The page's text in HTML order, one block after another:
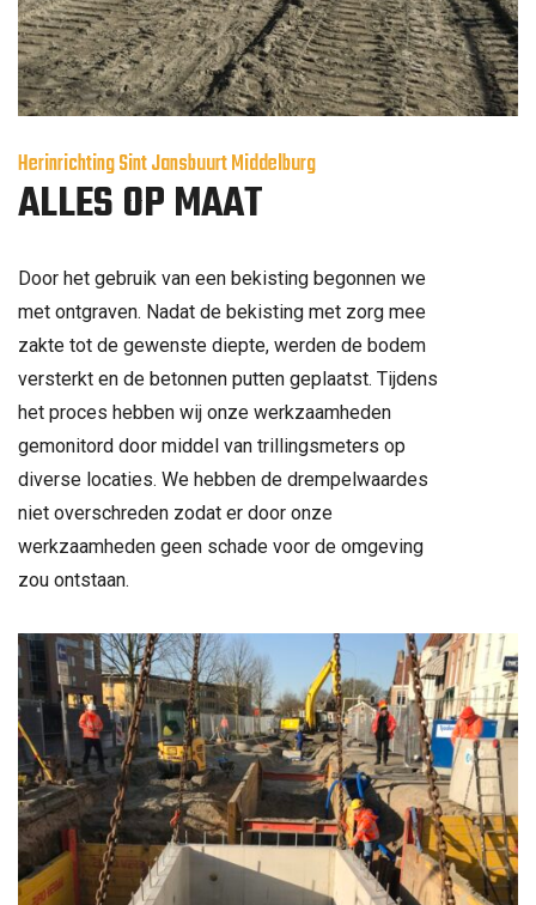
Herinrichting Sint Jansbuurt Middelburg
ALLES OP MAAT
Door het gebruik van een bekisting begonnen we
met ontgraven. Nadat de bekisting met zorg mee
zakte tot de gewenste diepte, werden de bodem
versterkt en de betonnen putten geplaatst. Tijdens
het proces hebben wij onze werkzaamheden
gemonitord door middel van trillingsmeters op
diverse locaties. We hebben de drempelwaardes
niet overschreden zodat er door onze
werkzaamheden geen schade voor de omgeving
zou ontstaan.